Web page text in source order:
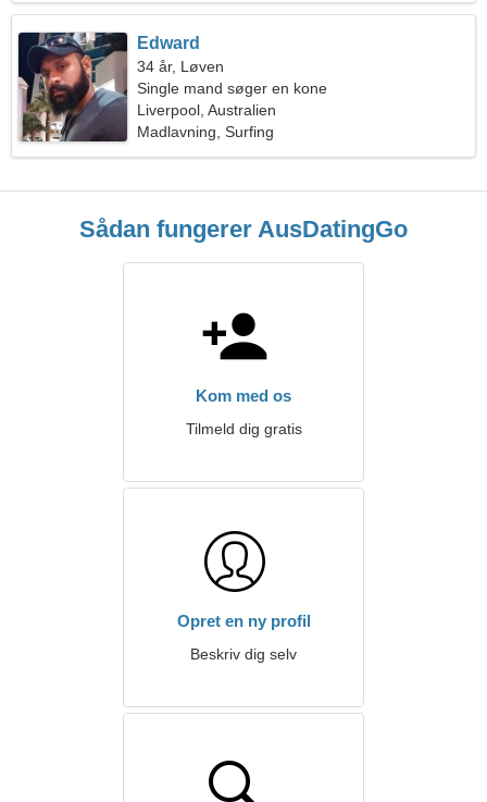
Edward
34 år, Løven
Single mand søger en kone
Liverpool, Australien
Madlavning, Surfing
Sådan fungerer AusDatingGo
Kom med os
Tilmeld dig gratis
Opret en ny profil
Beskriv dig selv